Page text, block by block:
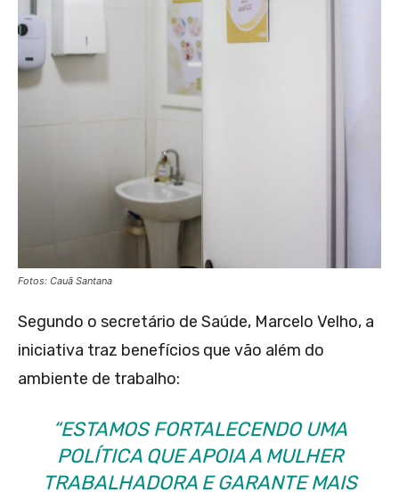
Fotos: Cauã Santana
Segundo o secretário de Saúde, Marcelo Velho, a
iniciativa traz benefícios que vão além do
ambiente de trabalho:
“ESTAMOS FORTALECENDO UMA
POLÍTICA QUE APOIA A MULHER
TRABALHADORA E GARANTE MAIS